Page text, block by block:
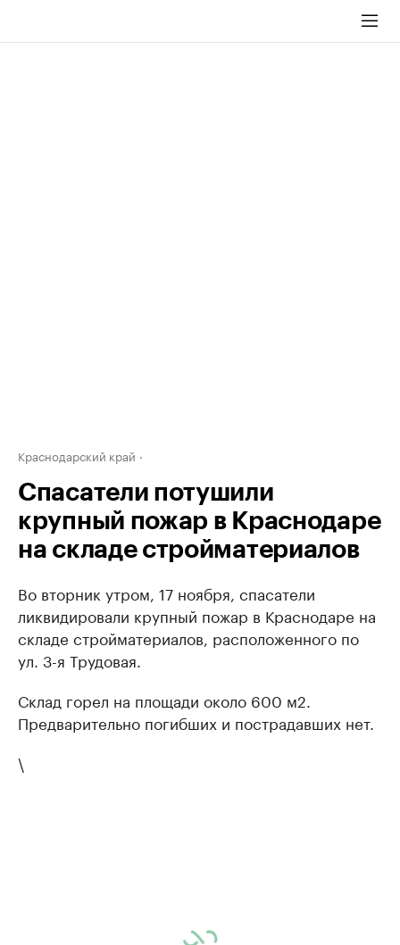
Краснодарский край
Спасатели потушили
крупный пожар в Краснодаре
на складе стройматериалов
Во вторник утром, 17 ноября, спасатели
ликвидировали крупный пожар в Краснодаре на
складе стройматериалов, расположенного по
ул. 3-я Трудовая.
Склад горел на площади около 600 м2.
Предварительно погибших и пострадавших нет.
\